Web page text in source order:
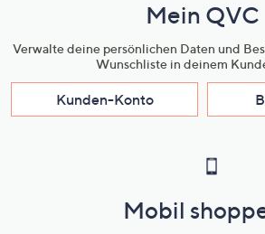
Mein QVC
Verwalte deine persönlichen Daten und
Wunschliste in deinem
Kunden-Konto
Mobil